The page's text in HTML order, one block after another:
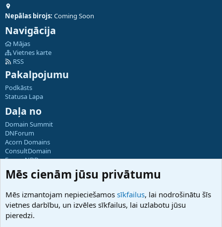
Nepālas birojs: Coming Soon
Navigācija
Mājas
Vietnes karte
RSS
Pakalpojumu
Podkāsts
Statusa Lapa
Daļa no
Domain Summit
DNForum
Acorn Domains
ConsultDomain
ForumNDD
Domainforum.ro
27.be
Hostmaria
Atbalsts
Mēs cienām jūsu privātumu
Mēs izmantojam nepieciešamos sīkfailus, lai nodrošinātu šīs
vietnes darbību, un izvēles sīkfailus, lai uzlabotu jūsu
pieredzi.